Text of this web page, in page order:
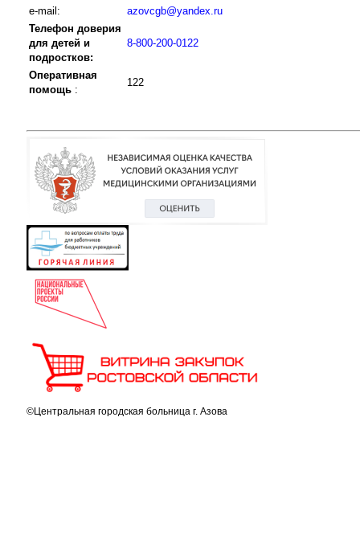
e-mail:
azovcgb@yandex.ru
Телефон доверия
для детей и
подростков:
8-800-200-0122
Оперативная
помощь :
122
©Центральная городская больница г. Азова